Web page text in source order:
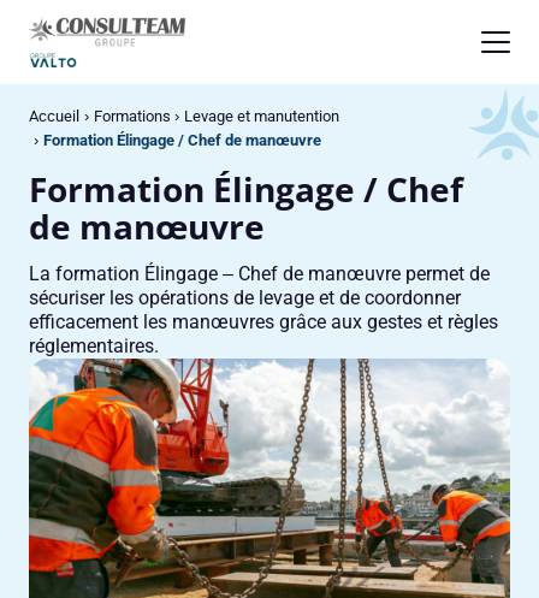
Accueil Formations
Levage et manutention
Formation Élingage / Chef de manœuvre
Formation Élingage / Chef
de manœuvre
La formation Élingage – Chef de manœuvre permet de
sécuriser les opérations de levage et de coordonner
efficacement les manœuvres grâce aux gestes et règles
réglementaires.
Panneau de gestion des cookies